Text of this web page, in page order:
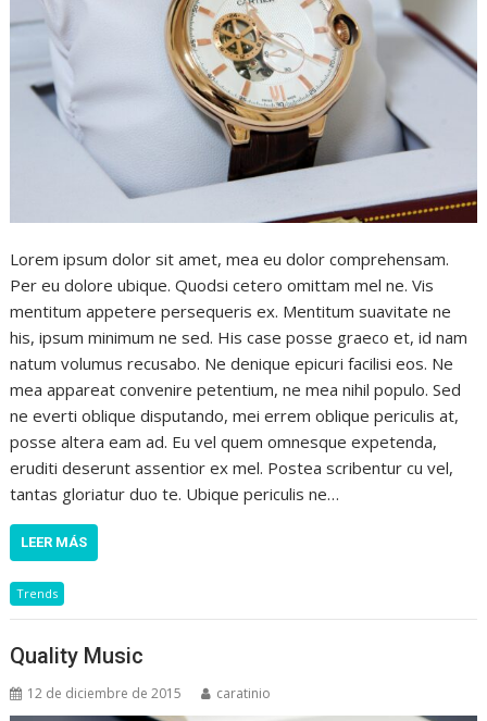
Lorem ipsum dolor sit amet, mea eu dolor comprehensam.
Per eu dolore ubique. Quodsi cetero omittam mel ne. Vis
mentitum appetere persequeris ex. Mentitum suavitate ne
his, ipsum minimum ne sed. His case posse graeco et, id nam
natum volumus recusabo. Ne denique epicuri facilisi eos. Ne
mea appareat convenire petentium, ne mea nihil populo. Sed
ne everti oblique disputando, mei errem oblique periculis at,
posse altera eam ad. Eu vel quem omnesque expetenda,
eruditi deserunt assentior ex mel. Postea scribentur cu vel,
tantas gloriatur duo te. Ubique periculis ne…
LEER MÁS
Trends
Quality Music
12 de diciembre de 2015 caratinio